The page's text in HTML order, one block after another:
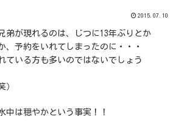
2015.07.10
弟が現れるのは、じつに13年ぶりとか
、予約をいれてしまったのに・・・
ている方も多いのではないでしょう
）
中は穏やかという事実！！